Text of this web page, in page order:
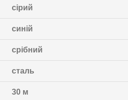
сірий
синій
срібний
сталь
30 м